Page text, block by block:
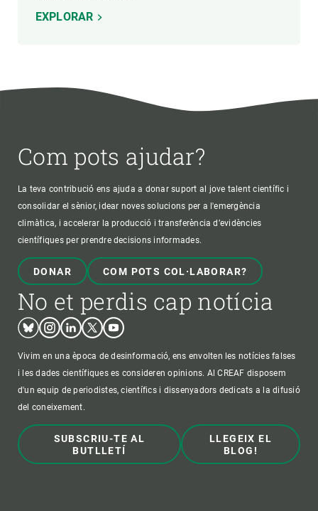
EXPLORAR
Com pots ajudar?
La teva contribució ens ajuda a donar suport al jove talent científic i
consolidar el sènior, idear noves solucions per a l'emergència
climàtica, i accelerar la producció i transferència d’evidències
científiques per prendre decisions informades.
DONAR COM POTS COL·LABORAR?
No et perdis cap notícia
BlueskyInstagram
LinkedinTwitterYoutube
Vivim en una època de desinformació, ens envolten les notícies falses
i les dades científiques es consideren opinions. Al CREAF disposem
d'un equip de periodistes, científics i dissenyadors dedicats a la difusió
del coneixement.
SUBSCRIU-TE AL
BUTLLETÍ
LLEGEIX EL
BLOG!